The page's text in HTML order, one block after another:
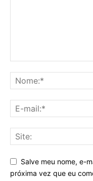
Salve meu nome, e-
próxima vez que eu